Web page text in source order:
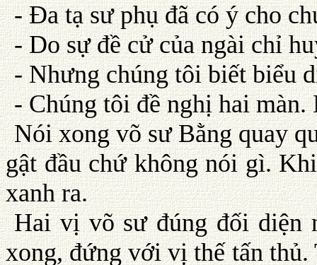
- Ða tạ sư phụ đã có ý cho
- Do sự đề cử của ngài chỉ
- Nhưng chúng tôi biết biểu
- Chúng tôi đề nghị hai
Nói xong võ sư Bằng quay
gật đầu chứ không nói gì.
xanh ra.
Hai vị võ sư đúng đối diện
xong, đứng với vị thế tấn thủ.